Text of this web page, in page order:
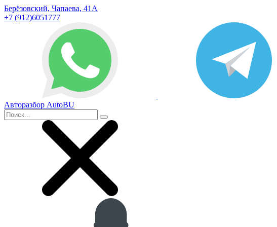
Берёзовский, Чапаева, 41А
+7 (912)6051777
Авторазбор AutoBU